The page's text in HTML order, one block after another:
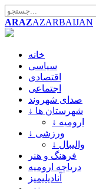
ARAZAZARBAIJAN
خانه
سیاسی
اقتصادی
اجتماعی
صدای شهروند
↓ شهرستان ها
↓ ارومیه
↓ ورزشی
↓ والیبال
فرهنگ و هنر
دریاچه ارومیه
آنادیلیمیز